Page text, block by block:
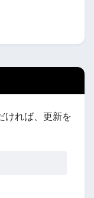
ければ、更新を